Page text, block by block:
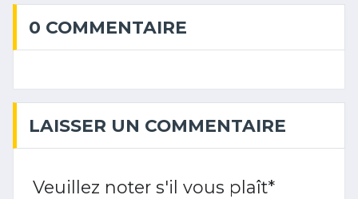
0 COMMENTAIRE
LAISSER UN COMMENTAIRE
Veuillez noter s'il vous plaît*